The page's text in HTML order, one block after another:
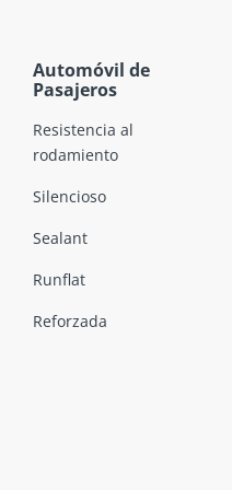
Automóvil de
Pasajeros
Resistencia al
rodamiento
Silencioso
Sealant
Runflat
Reforzada